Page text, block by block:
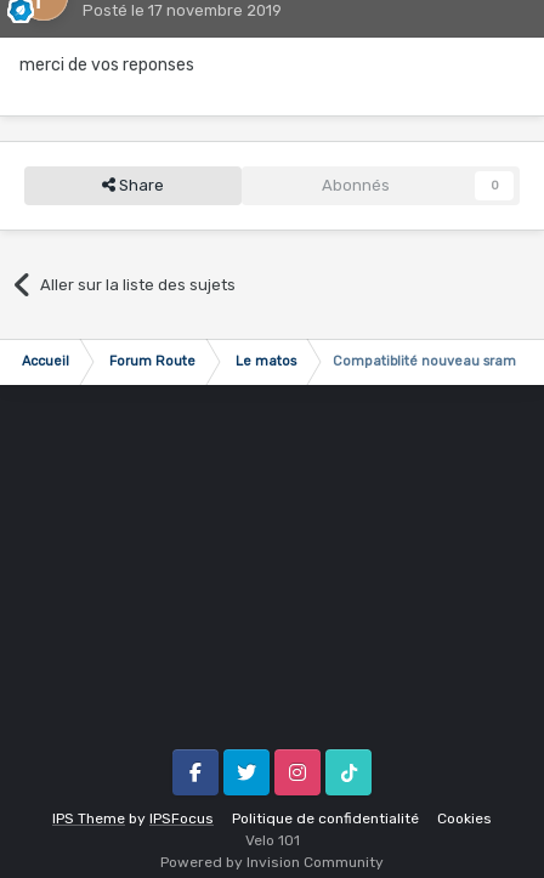
Posté le 17 novembre 2019
merci de vos reponses
Share Abonnés 0
Aller sur la liste des sujets
Accueil Forum Route Le matos Compatiblité nouveau sram
IPS Theme by IPSFocus Politique de confidentialité Cookies
FacebookTwitter InstagramTik Tok
Velo 1O1
Powered by Invision Community